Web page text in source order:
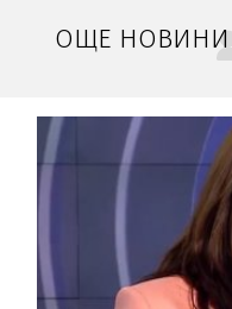
ОЩЕ НОВИНИ